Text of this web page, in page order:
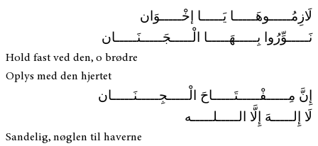
لَازِمُـــــوهَـــــا يَـــــا إخْـــــوَان
نَـــــوِّرُوا بِـــــهَـــــا الْـــــجَـــــنَـــــان
Hold fast ved den, o brødre
Oplys med den hjertet
إِنَّ مِـــــفْـــــتَـــــاحَ الْـــــجِـــــنَـــــان
لَا إِلـــــهَ إِلَّا الـــــلـــــه
Sandelig, nøglen til haverne